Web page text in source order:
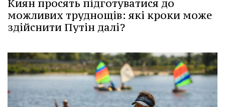
Киян просять підготуватися до
можливих труднощів: які кроки може
здійснити Путін далі?